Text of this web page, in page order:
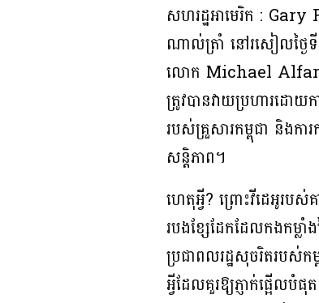
សហរដ្ឋអាមេរិក : Gary
ណាល់ត្រាំ នៅរសៀលថ្ងៃទី
លោក Michael Alfaro
ត្រូវបានវាយប្រហារដោយ
របស់គ្រួសារកម្ពុជា និងកា
សន្តិភាព។
ហេតុអ្វី? ព្រោះវីដេអូរប
របងខ្សែដែកដែលកងកម្លាំ
ប្រជាពលរដ្ឋសុចរិតរបស់កម្
អ្វីដែលគួរឱ្យភ្ញាក់ផ្អើលបំ